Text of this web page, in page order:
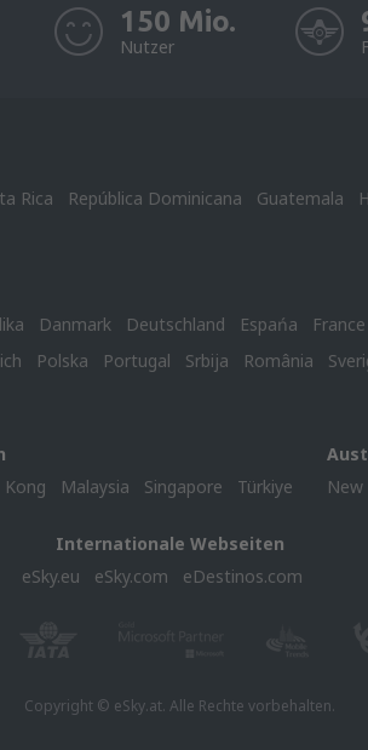
150 Mio.
Nutzer
Rica República Dominicana Guatemala
Danmark Deutschland Espańa France
Polska Portugal Srbija România
Kong
Malaysia Singapore Türkiye
New
Internationale Webseiten
eSky.eu
eSky.com eDestinos.com
Copyright © eSky.at. Alle Rechte vorbehalten.